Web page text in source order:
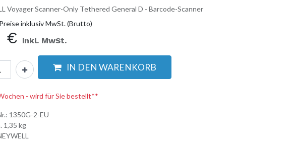
Voyager Scanner-Only Tethered General D - Barcode-Scanner
inklusiv MwSt. (Brutto)
€ inkl. MwSt.
IN DEN WARENKORB
- wird für Sie bestellt**
1350G-2-EU
1,35 kg